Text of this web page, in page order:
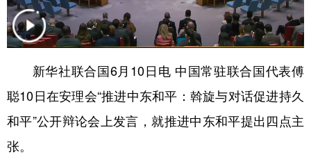
食品 人居 信息化 数字经济
新华社联合国6月10日电 中国常驻联合国代表傅
聪10日在安理会“推进中东和平：斡旋与对话促进持久
和平”公开辩论会上发言，就推进中东和平提出四点主
张。